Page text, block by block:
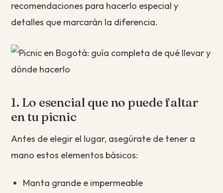
recomendaciones para hacerlo especial y
detalles que marcarán la diferencia.
1. Lo esencial que no puede faltar
en tu picnic
Antes de elegir el lugar, asegúrate de tener a
mano estos elementos básicos:
Manta grande e impermeable